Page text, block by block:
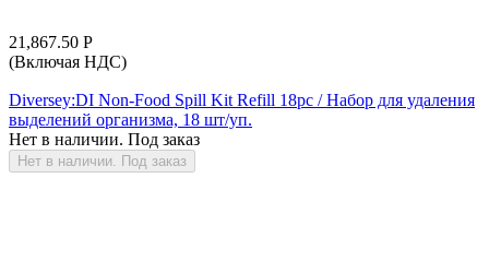
21,867.50 Р
(Включая НДС)
Diversey:DI Non-Food Spill Kit Refill 18pc / Набор для удаления
выделений организма, 18 шт/уп.
Нет в наличии. Под заказ
Нет в наличии. Под заказ